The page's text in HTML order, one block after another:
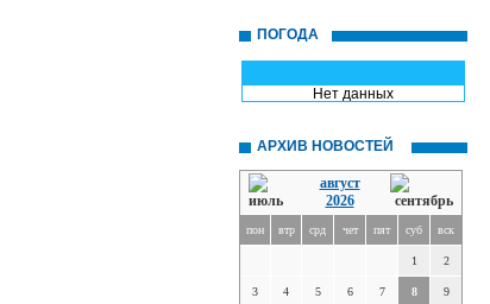
ПОГОДА
Нет данных
АРХИВ НОВОСТЕЙ
август
2026
пон втр срд чет пят суб вск
1 2
3 4 5 6 7 8 9